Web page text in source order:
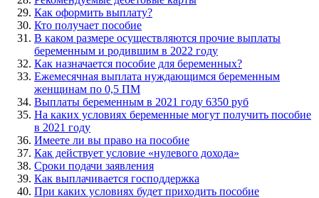
Как оформить выплату?
Кто получает пособие
В каком размере осуществляются прочие выплаты
беременным и родившим в 2022 году
Как назначается пособие для беременных?
Ежемесячная выплата нуждающимся беременным
женщинам по 0,5 ПМ
Выплаты беременным в 2021 году 6350 руб
На каких условиях беременные могут получить пособие
в 2021 году
Имеете ли вы право на пособие
Как действует условие «нулевого дохода»
Сроки подачи заявления
Как выплачивается господдержка
При каких условиях будет приходить пособие